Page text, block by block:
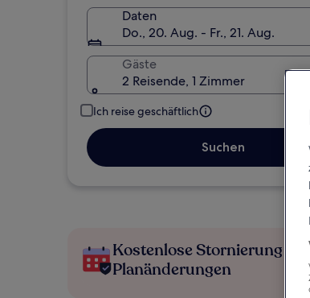
Daten
Do., 20. Aug. - Fr., 21. Aug.
Gäste
2 Reisende, 1 Zimmer
Ich reise geschäftlich
Suchen
Kostenlose Stornierung bei
Planänderungen